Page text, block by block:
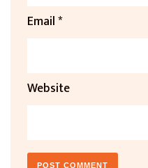
Email*
Website